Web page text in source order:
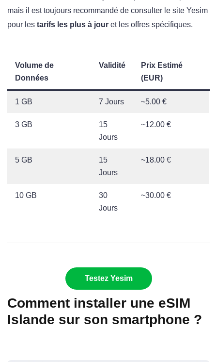
mais il est toujours recommandé de consulter le site Yesim
pour les tarifs les plus à jour et les offres spécifiques.
Volume de
Données
Validité
Prix Estimé
(EUR)
1 GB 7 Jours ~5.00 €
3 GB
15
Jours
~12.00 €
5 GB
15
Jours
~18.00 €
10 GB
30
Jours
~30.00 €
Testez Yesim
Comment installer une eSIM
Islande sur son smartphone ?